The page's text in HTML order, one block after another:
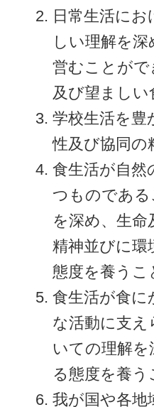
日常生活に
しい理解を深
営むことがで
及び望ましい
学校生活を豊
性及び協同の
食生活が自然
つものであ
を深め、生命
精神並びに環
態度を養うこ
食生活が食に
な活動に支
いての理解
る態度を養う
我が国や各地